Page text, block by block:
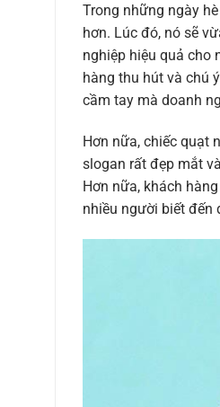
Trong những ngày
hơn. Lúc đó, nó sẽ
nghiệp hiệu quả cho
hàng thu hút và chú
cầm tay mà doanh
Hơn nữa, chiếc quạt
slogan rất đẹp mắt
Hơn nữa, khách
nhiều người biết đến